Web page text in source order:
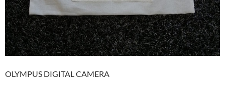
OLYMPUS DIGITAL CAMERA